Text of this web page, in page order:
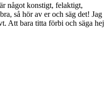
något konstigt, felaktigt,
så hör av er och säg det! Jag
Att bara titta förbi och säga hej